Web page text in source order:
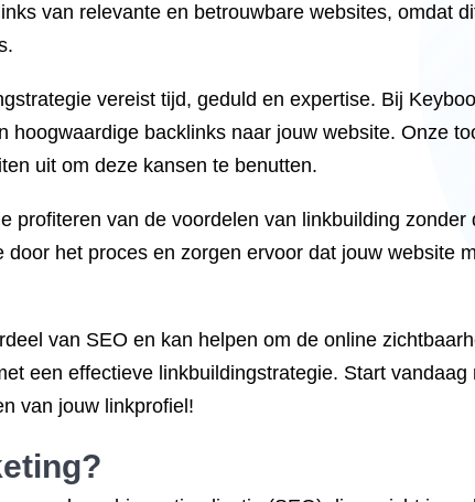
van relevante en betrouwbare websites, omdat
vereist tijd, geduld en expertise. Bij
hoogwaardige backlinks naar jouw website. Onze
uit om deze kansen te benutten.
profiteren van de voordelen van linkbuilding
het proces en zorgen ervoor dat jouw website
van SEO en kan helpen om de online
een effectieve linkbuildingstrategie. Start
van jouw linkprofiel!